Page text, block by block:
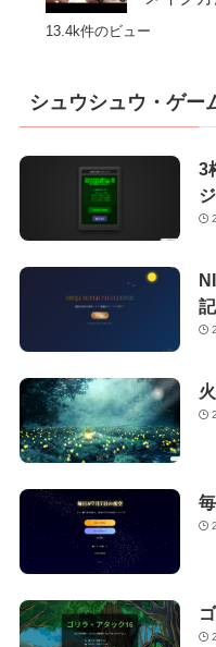
13.4k件のビュー
シュウシュウ・ゲー
3